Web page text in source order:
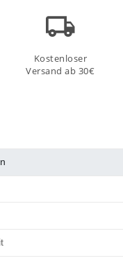
Kostenloser
Versand ab 30€